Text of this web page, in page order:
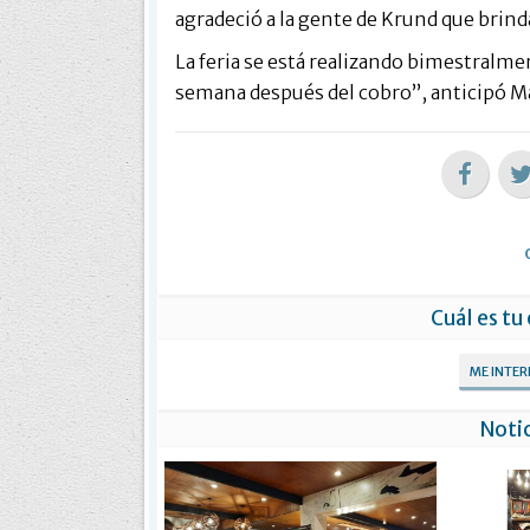
agradeció a la gente de Krund que
La feria se está realizando
semana después del cobro”, anticipó
Cuál es
ME